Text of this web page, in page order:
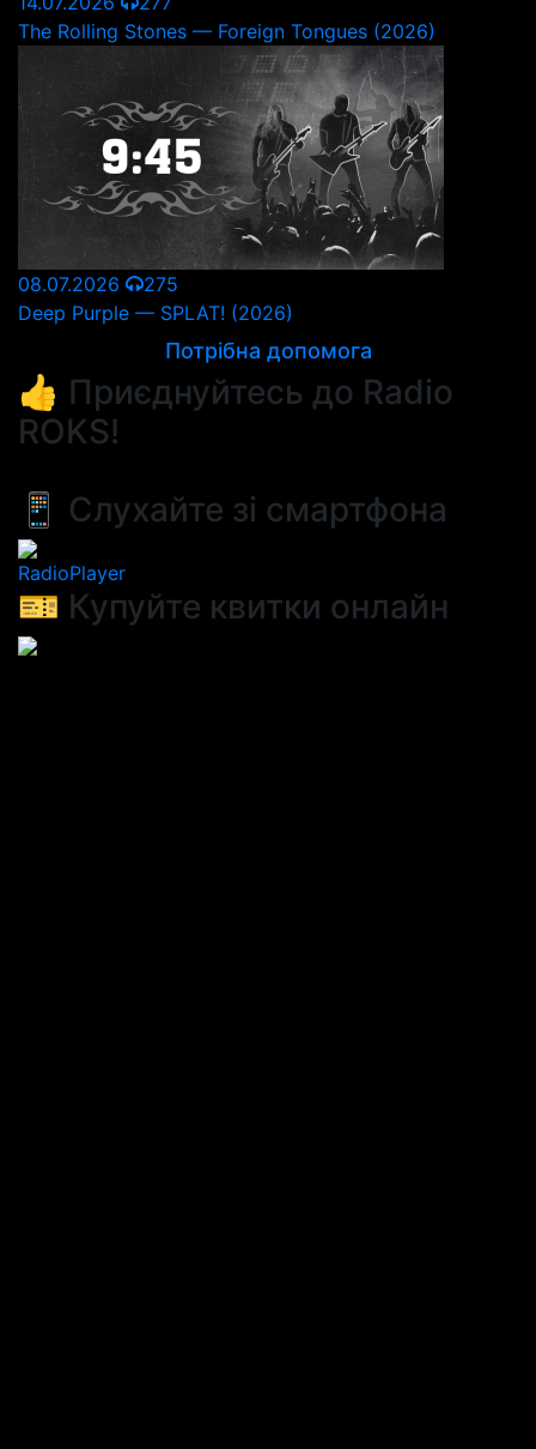
The Rolling Stones — Foreign Tongues (2026)
08.07.2026
275
Deep Purple — SPLAT! (2026)
Потрібна допомога
👍 Приєднуйтесь до Radio
ROKS!
📱 Слухайте зі смартфона
RadioPlayer
🎫 Купуйте квитки онлайн